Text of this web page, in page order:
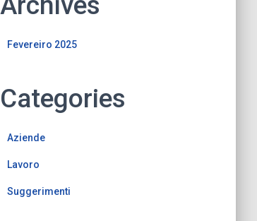
Fevereiro 2025
Categories
Aziende
Lavoro
Suggerimenti